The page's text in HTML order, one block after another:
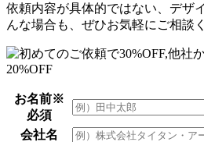
依頼内容が具体的ではない、デザ
んな場合も、ぜひお気軽にご相談
お名前※
必須
会社名